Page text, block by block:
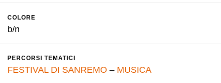
COLORE
b/n
PERCORSI TEMATICI
FESTIVAL DI SANREMO – MUSICA